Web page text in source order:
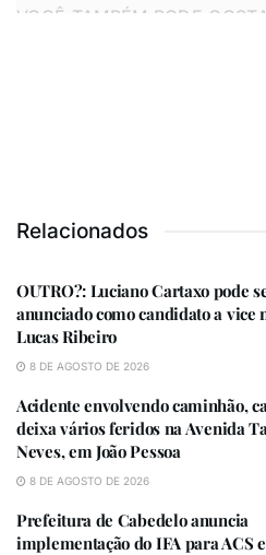
VOCÊ TAMBÉM PODE
regular, antes era 24%, e
não quiseram responder.
A pesquisa quis saber se os
alguma notícia negativa
citaram o plano de taxar
Relacionados
OUTRO?: Luciano Cartaxo pode
anunciado como candidato a vice
Lucas Ribeiro
8 DE AGOSTO DE 2026
Acidente envolvendo caminhão,
deixa vários feridos na Avenida
Neves, em João Pessoa
8 DE AGOSTO DE 2026
Prefeitura de Cabedelo anuncia
implementação do IFA para ACS